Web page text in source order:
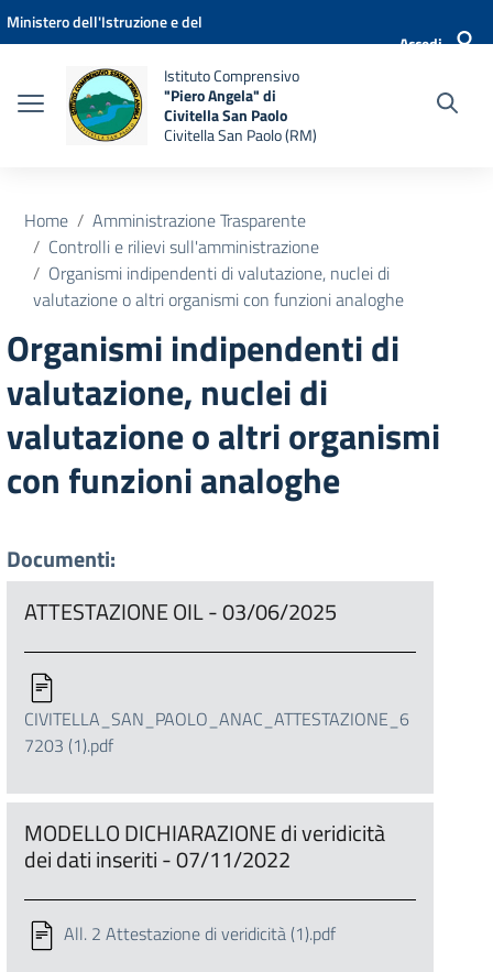
Vai ai contenuti
Vai al menu di navigazione
Vai al footer
Ministero dell'Istruzione e del
Accedi
Istituto Comprensivo
"Piero Angela" di
Civitella San Paolo
Civitella San Paolo (RM)
Home
Amministrazione Trasparente
Controlli e rilievi sull'amministrazione
Organismi indipendenti di valutazione, nuclei di
valutazione o altri organismi con funzioni analoghe
Organismi indipendenti di
valutazione, nuclei di
valutazione o altri organismi
con funzioni analoghe
Documenti:
ATTESTAZIONE OIL - 03/06/2025
CIVITELLA_SAN_PAOLO_ANAC_ATTESTAZIONE_6
7203 (1).pdf
MODELLO DICHIARAZIONE di veridicità
dei dati inseriti - 07/11/2022
All. 2 Attestazione di veridicità (1).pdf